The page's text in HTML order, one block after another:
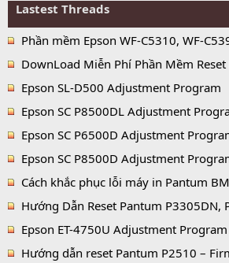
Lastest Threads
Phần mềm Epson WF-C5310, WF-C5390, WF-C5810,
DownLoad Miễn Phí Phần Mềm
Epson SL-D500 Adjustment Program
Epson SC P8500DL Adjustment
Epson SC P6500D Adjustment
Epson SC P8500D Adjustment
Cách khắc phục lỗi máy in Pantum BM5100ADW không nhận hộp
Hướng Dẫn Reset Pantum P3305DN,
Epson ET-4750U Adjustment Program
Hướng dẫn reset Pantum P2510 – Firmware chipless, phần